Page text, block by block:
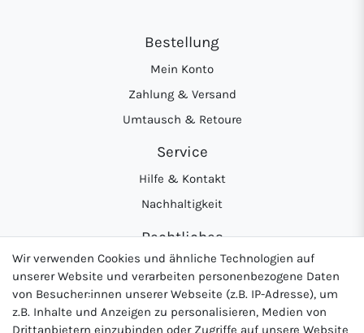
Bestellung
Mein Konto
Zahlung & Versand
Umtausch & Retoure
Service
Hilfe & Kontakt
Nachhaltigkeit
Rechtliches
AGB
Datenschutzerklärung
Widerrufsrecht
Wir verwenden Cookies und ähnliche Technologien auf
unserer Website und verarbeiten personenbezogene Daten
von Besucher:innen unserer Webseite (z.B. IP-Adresse), um
z.B. Inhalte und Anzeigen zu personalisieren, Medien von
Drittanbietern einzubinden oder Zugriffe auf unsere Website